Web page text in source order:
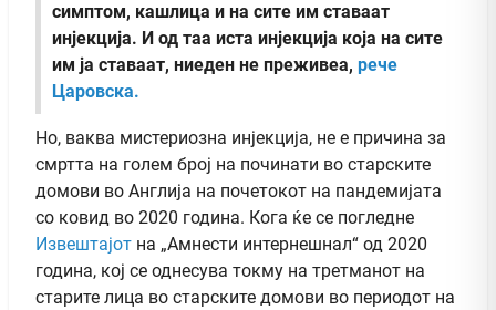
симптом, кашлица и на сите им ставаат
инјекција. И од таа иста инјекција која на сите
им ја ставаат, ниеден не преживеа, рече
Царовска.
Но, ваква мистериозна инјекција, не е причина за
смртта на голем број на починати во старските
домови во Англија на почетокот на пандемијата
со ковид во 2020 година. Кога ќе се погледне
Извештајот на „Амнести интернешнал“ од 2020
година, кој се однесува токму на третманот на
старите лица во старските домови во периодот на